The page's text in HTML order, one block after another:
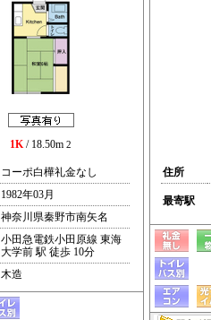
1K/ 18.50m 2
コーポ白樺礼金なし
1982年03月
神奈川県秦野市南矢名
小田急電鉄小田原線 東海
大学前 駅 徒歩 10分
木造
住所
最寄駅